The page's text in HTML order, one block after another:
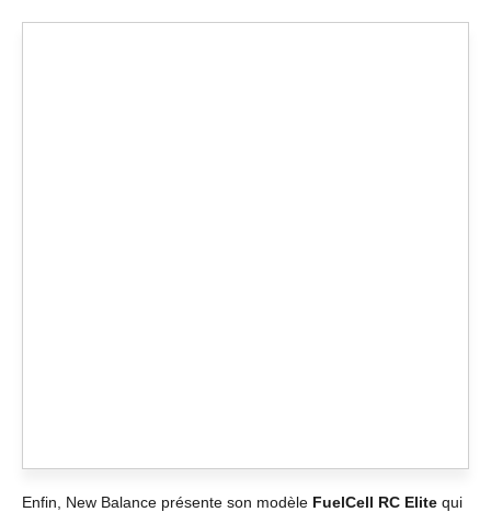
Enfin, New Balance présente son modèle FuelCell RC Elite qui